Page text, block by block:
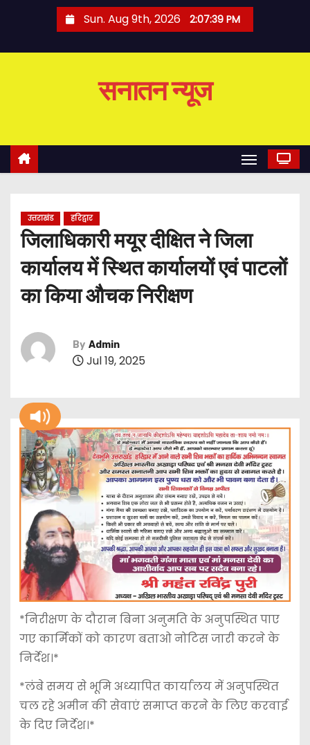
o
Sun. Aug 9th, 2026 2:07:40 PM
सनातन न्यूज
उत्तराखंड हरिद्वार
जिलाधिकारी मयूर दीक्षित ने जिला
कार्यालय में स्थित कार्यालयों एवं पाटलों
का किया औचक निरीक्षण
By Admin
Jul 19, 2025
*निरीक्षण के दौरान बिना अनुमति के अनुपस्थित पाए
गए कार्मिकों को कारण बताओ नोटिस जारी करने के
निर्देश।*
*लंबे समय से भूमि अध्यापित कार्यालय में अनुपस्थित
चल रहे अमीन की सेवाएं समाप्त करने के लिए करवाई
के दिए निर्देश।*